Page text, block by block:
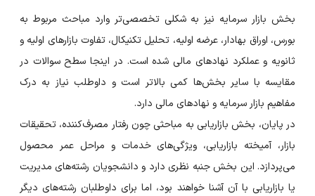
بخش بازار سرمایه نیز به شکلی تخصصی‌تر وارد مباحث مربوط به
بورس، اوراق بهادار، عرضه اولیه، تحلیل تکنیکال، تفاوت بازارهای اولیه و
ثانویه و عملکرد نهادهای مالی شده است. در اینجا سطح سوالات در
مقایسه با سایر بخش‌ها کمی بالاتر است و داوطلب نیاز به درک
مفاهیم بازار سرمایه و نهادهای مالی دارد.
در پایان، بخش بازاریابی به مباحثی چون رفتار مصرف‌کننده، تحقیقات
بازار، آمیخته بازاریابی، ویژگی‌های خدمات و مراحل عمر محصول
می‌پردازد. این بخش جنبه نظری دارد و دانشجویان رشته‌های مدیریت
یا بازاریابی با آن آشنا خواهند بود، اما برای داوطلبان رشته‌های دیگر